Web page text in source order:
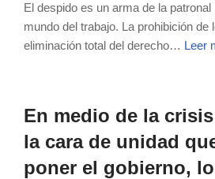
El despido es un arma de la
mundo del trabajo. La prohibición de
eliminación total del derecho… Leer
En medio de la
la cara de unidad
poner el gobierno,